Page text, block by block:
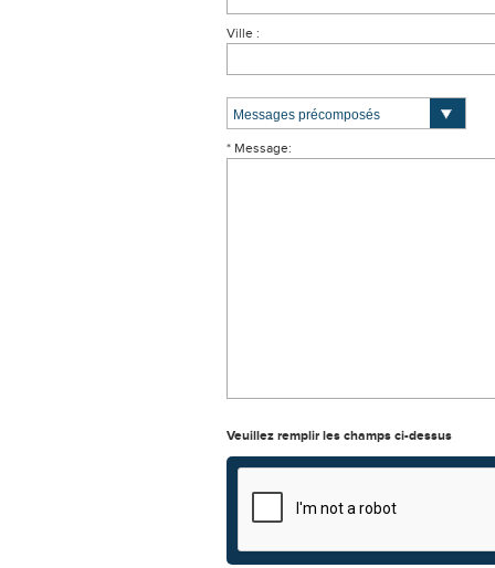
Ville :
* Message:
Veuillez remplir les champs ci-dessus